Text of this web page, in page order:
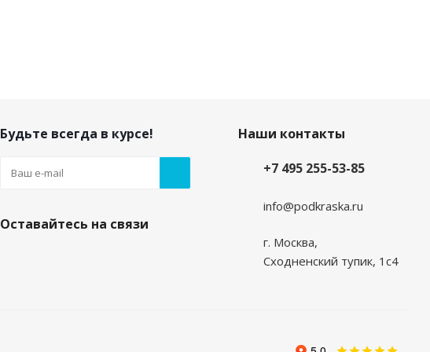
Будьте всегда в курсе!
Оставайтесь на связи
Наши контакты
+7 495 255-53-85
info@podkraska.ru
г. Москва,
Сходненский тупик, 1с4